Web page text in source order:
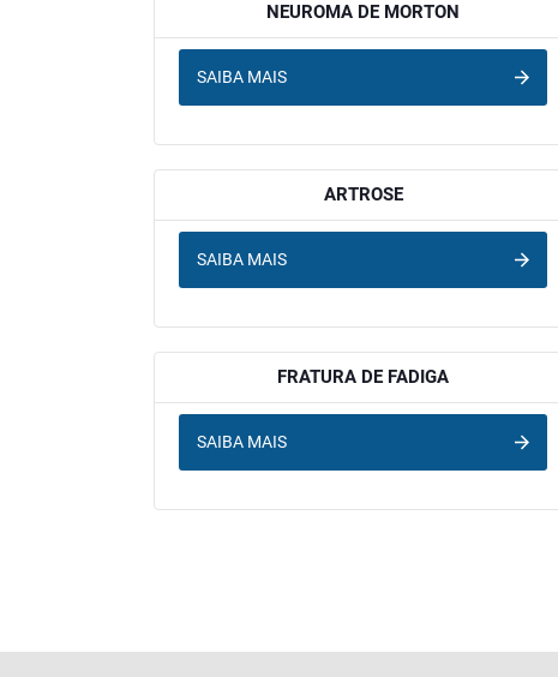
NEUROMA DE MORTON
SAIBA MAIS
ARTROSE
SAIBA MAIS
FRATURA DE FADIGA
SAIBA MAIS